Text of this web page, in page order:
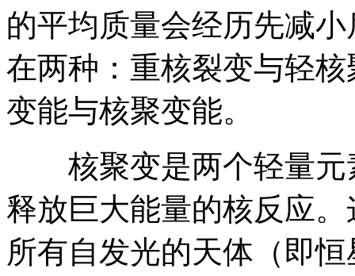
的平均质量会经历先减
在两种：重核裂变与轻
变能与核聚变能。
核聚变是两个轻量元
释放巨大能量的核反应
所有自发光的天体（即